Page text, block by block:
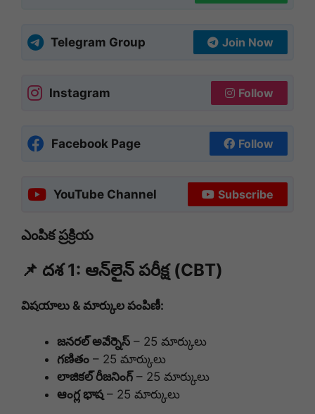
Telegram Group Join Now
Instagram Follow
Facebook Page Follow
YouTube Channel Subscribe
ఎంపిక ప్రక్రియ
📌 దశ 1: ఆన్‌లైన్ పరీక్ష (CBT)
విషయాలు & మార్కుల పంపిణీ:
జనరల్ అవేర్నెస్ – 25 మార్కులు
గణితం – 25 మార్కులు
లాజికల్ రీజనింగ్– 25 మార్కులు
ఆంగ్ల భాష – 25 మార్కులు